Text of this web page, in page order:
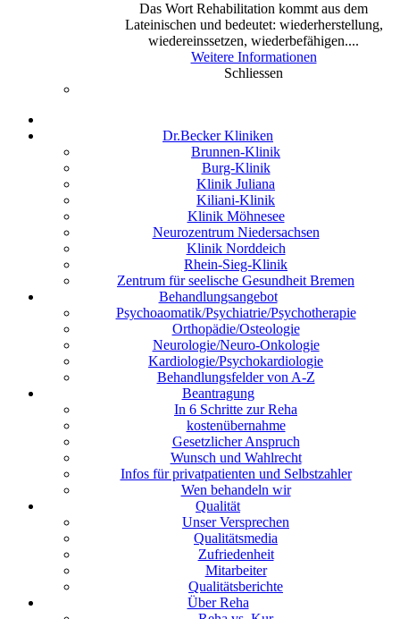
Das Wort Rehabilitation kommt aus dem
Lateinischen und bedeutet: wiederherstellung,
wiedereinssetzen, wiederbefähigen....
Weitere Informationen
Schliessen
Dr.Becker Kliniken
Brunnen-Klinik
Burg-Klinik
Klinik Juliana
Kiliani-Klinik
Klinik Möhnesee
Neurozentrum Niedersachsen
Klinik Norddeich
Rhein-Sieg-Klinik
Zentrum für seelische Gesundheit Bremen
Behandlungsangebot
Psychoaomatik/Psychiatrie/Psychotherapie
Orthopädie/Osteologie
Neurologie/Neuro-Onkologie
Kardiologie/Psychokardiologie
Behandlungsfelder von A-Z
Beantragung
In 6 Schritte zur Reha
kostenübernahme
Gesetzlicher Anspruch
Wunsch und Wahlrecht
Infos für privatpatienten und Selbstzahler
Wen behandeln wir
Qualität
Unser Versprechen
Qualitätsmedia
Zufriedenheit
Mitarbeiter
Qualitätsberichte
Über Reha